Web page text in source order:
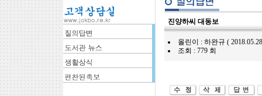
진양하씨 대동보
올린이 : 하완규 (
조회 : 779 회